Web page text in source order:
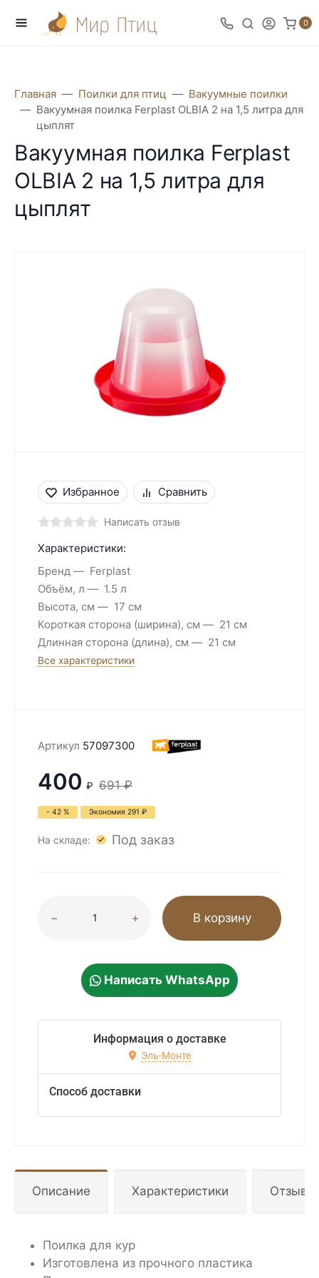
0
Главная Поилки для птиц
Вакуумные поилки
Вакуумная поилка Ferplast OLBIA 2 на 1,5 литра для
цыплят
Вакуумная поилка Ferplast
OLBIA 2 на 1,5 литра для
цыплят
Избранное Сравнить
Написать отзыв
Характеристики:
Бренд
Ferplast
Объём, л
1.5 л
Высота, см
17 см
Короткая сторона (ширина), см
21 см
Длинная сторона (длина), см
21 см
Все характеристики
Артикул 57097300
400 ₽ 691 ₽
- 42 % Экономия 291 ₽
На складе: Под заказ
В корзину
Написать WhatsApp
Информация о доставке
Эль-Монте
Способ доставки
Описание Характеристики
Поилка для кур
Изготовлена из прочного пластика